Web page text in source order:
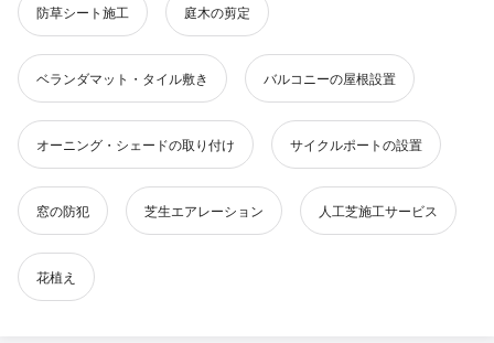
防草シート施工 庭木の剪定
ベランダマット・タイル敷き バルコニーの屋根設置
オーニング・シェードの取り付け サイクルポートの設置
窓の防犯 芝生エアレーション 人工芝施工サービス
花植え